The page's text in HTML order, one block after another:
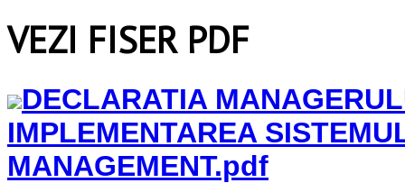
VEZI FISER PDF
DECLARATIA
IMPLEMENTAREA
MANAGEMENT.pdf